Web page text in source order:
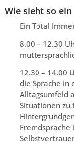
Wie sieht so
Ein Total
8.00 – 12.30
12.30 – 14.00
die Sprache in
Alltagsumfeld
Situationen zu
Fremdsprache